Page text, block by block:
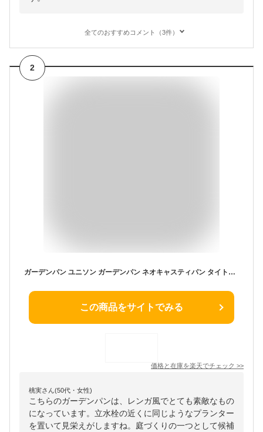
全てのおすすめコメント（3件）
2
ガーデンパン ユニソン ガーデンパン ネオキャスティパン タイトレンガタイプ 立水栓 パン 水受け ガーデニング 庭まわり 屋外 UNISON
この商品をサイトでみる
価格と在庫を楽天でチェック >>
桃実さん(50代・女性)
こちらのガーデンパンは、レンガ風でとても素敵なもの
になっています。立水栓の近くに同じようなプランター
を置いて見栄えがしますね。庭づくりの一つとして候補